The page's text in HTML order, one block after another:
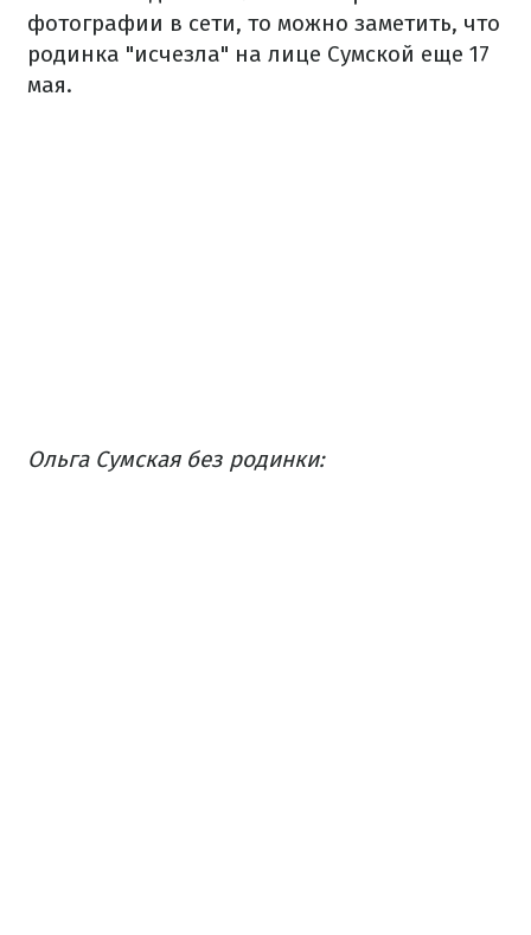
фотографии в сети, то можно заметить, что
родинка "исчезла" на лице Сумской еще 17
мая.
Ольга Сумская без родинки: